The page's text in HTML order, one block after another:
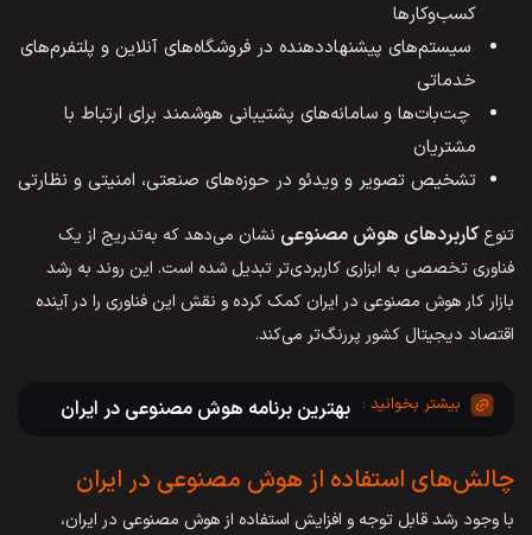
کسب‌وکارها
سیستم‌های پیشنهاددهنده در فروشگاه‌های آنلاین و پلتفرم‌های
خدماتی
چت‌بات‌ها و سامانه‌های پشتیبانی هوشمند برای ارتباط با
مشتریان
تشخیص تصویر و ویدئو در حوزه‌های صنعتی، امنیتی و نظارتی
تنوعکاربردهای هوش مصنوعی نشان می‌دهد که به‌تدریج از یک
فناوری تخصصی به ابزاری کاربردی‌تر تبدیل شده است. این روند به رشد
بازار کار هوش مصنوعی در ایران کمک کرده و نقش این فناوری را در آینده
اقتصاد دیجیتال کشور پررنگ‌تر می‌کند.
بهترین برنامه هوش مصنوعی در ایران
چالش‌های استفاده از هوش مصنوعی در ایران
با وجود رشد قابل توجه و افزایش استفاده از هوش مصنوعی در ایران،